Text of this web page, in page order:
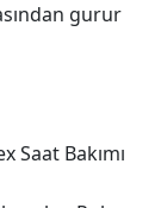
gurur
Saat Bakımı